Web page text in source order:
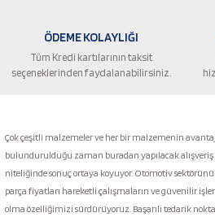
Gönder
ÖDEME KOLAYLIĞI
Tüm Kredi kartılarının taksit
seçeneklerinden faydalanabilirsiniz.
Çok çeşitli malzemeler ve her bir malzemenin
bulundurulduğu zaman buradan yapılacak alışveriş
niteliğinde sonuç ortaya koyuyor. Otomotiv
parça fiyatları hareketli çalışmaların ve güvenilir
olma özelliğimizi sürdürüyoruz. Başarılı tedarik